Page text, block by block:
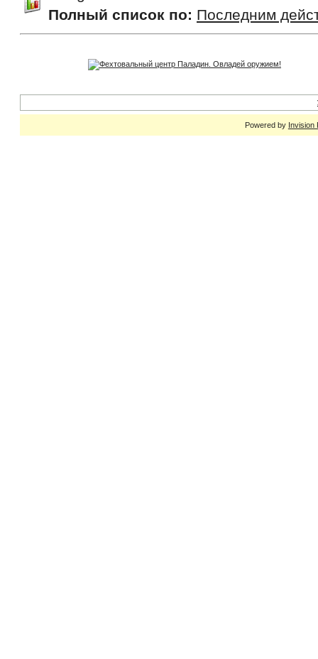
Полный список по: Последним
Powered by Invision